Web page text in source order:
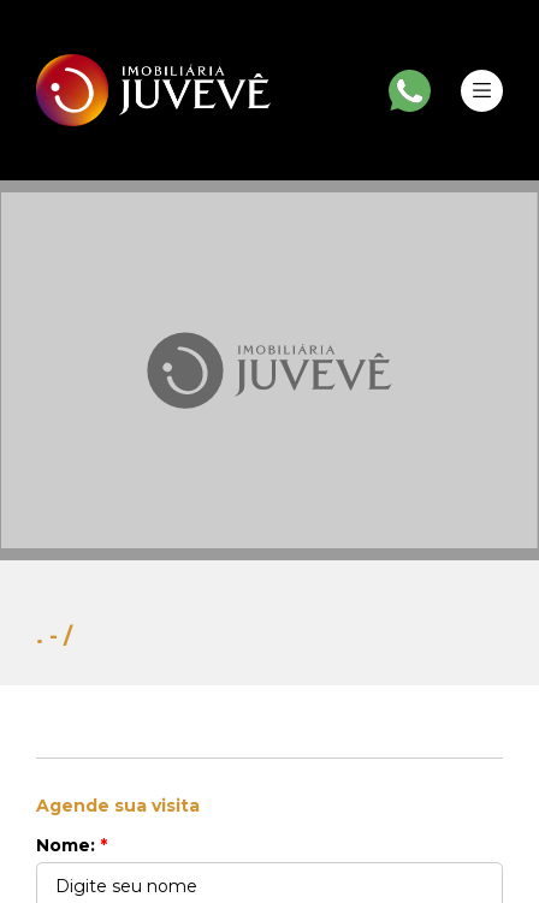
41 99270-3712
. - /
Agende sua visita
Nome: *